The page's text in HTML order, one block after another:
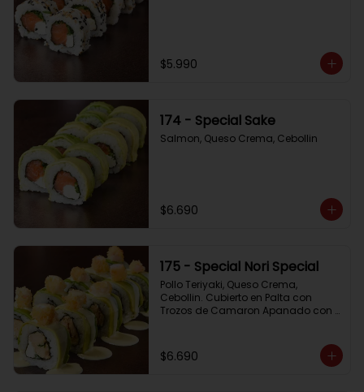
$5.990
174 - Special Sake
Salmon, Queso Crema, Cebollin
$6.690
175 - Special Nori Special
Pollo Teriyaki, Queso Crema,
Cebollin. Cubierto en Palta con
Trozos de Camaron Apanado con
$6.690